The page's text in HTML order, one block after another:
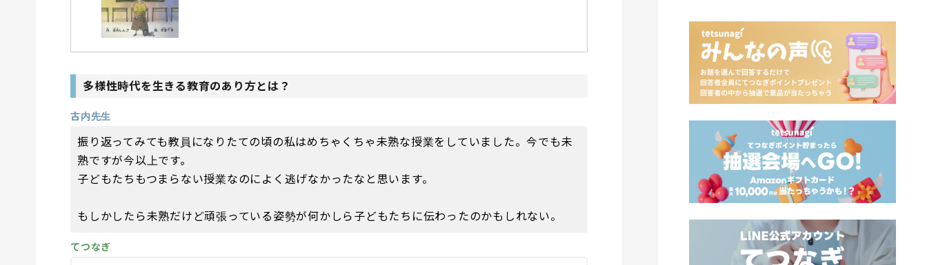
多様性時代を生きる教育のあり方とは？
古内先生
振り返ってみても教員になりたての頃の私はめちゃくちゃ未熟な授業をしていました。今でも未
熟ですが今以上です。
子どもたちもつまらない授業なのによく逃げなかったなと思います。
もしかしたら未熟だけど頑張っている姿勢が何かしら子どもたちに伝わったのかもしれない。
てつなぎ